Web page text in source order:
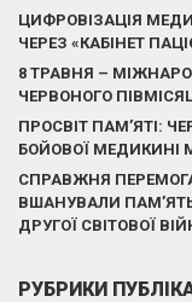
ЦИФРОВІЗАЦІЯ
ЧЕРЕЗ «КАБІНЕТ
8 ТРАВНЯ –
ЧЕРВОНОГО
ПРОСВІТ ПАМ’ЯТІ:
БОЙОВОЇ МЕДИКИНІ
СПРАВЖНЯ
ВШАНУВАЛИ
ДРУГОЇ СВІТОВОЇ
РУБРИКИ